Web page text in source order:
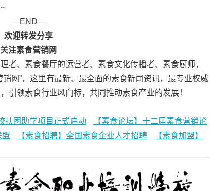
—END—
欢迎转发分享
关注素食营销网
者、素食餐厅的运营者、素食文化传播者、素食厨师，
网”，这里有最新、最全面的素食新闻资讯，最专业权威
引领素食行业风向标，共同推动素食产业的发展！
扶困助学项目正式启动
【素食论坛】十二届素食营销论
盟 【素食招聘】全国素食企业人才招聘
【素食加盟】